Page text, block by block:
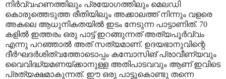
നിർവ്വഹണത്തിലും പ്രയോഗത്തിലും മെലഡി
കൊരുത്തെടുത്ത രീതിയിലും അക്കാലത്ത് നിന്നും വളരെ
അകലെ ആധുനികതയിൽ ഇടം നേടുന്ന പാട്ടാണിത്. 70
കളിൽ ഇത്തരം ഒരു പാട്ട് ഇറങ്ങുന്നത് അത്യപൂർവ്വം
എന്നു പറഞ്ഞാൽ അത് സത്യമാണ്. ഉദയഭാനുവിന്റെ
ദീർഘദർശിത്വത്തോടൊപ്പം കമ്പോസിങ് പ്രാവീണ്യവും
വൈവിദ്ധ്യമണയ്ക്കാനുള്ള അതിപാടവവും ആണ് ഇവിടെ
പ്രത്യക്ഷമാകുന്നത്. ഈ ഒരു പാട്ടുകൊണ്ടു തന്നെ